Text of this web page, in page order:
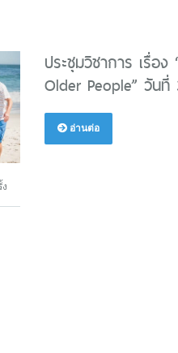
ประชุมวิชาการ เรื่อ
Older People” วัน
อ่านต่อ